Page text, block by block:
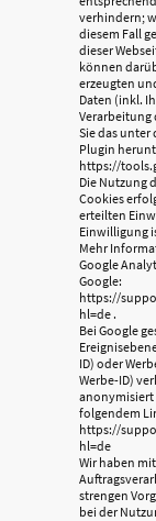
verhindern;
diesem Fall
dieser
können
erzeugten
Daten (inkl.
Verarbeitung
Sie das
Plugin
https://
Die Nutzung
Cookies
erteilten
Einwilligung
Mehr
Google
Google:
https://
hl=de .
Bei Google
ID) oder
Werbe-ID)
anonymisiert
folgendem
https://
hl=de
Wir haben
strengen
bei der